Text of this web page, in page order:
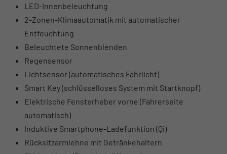
LED-Innenbeleuchtung
2-Zonen-Klimaautomatik mit automatischer
Entfeuchtung
Beleuchtete Sonnenblenden
Regensensor
Lichtsensor (automatisches Fahrlicht)
Smart Key (schlüsselloses System mit Startknopf)
Elektrische Fensterheber vorne (Fahrerseite
automatisch)
Induktive Smartphone-Ladefunktion (Qi)
Rücksitzarmlehne mit Getränkehaltern